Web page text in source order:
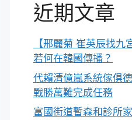
近期文章
【邢麗菊 崔英辰找九
若何在韓國傳播？
代賴清億嵐系統傢俱
戰勝萬難完成任務
富國街道暫森和診所